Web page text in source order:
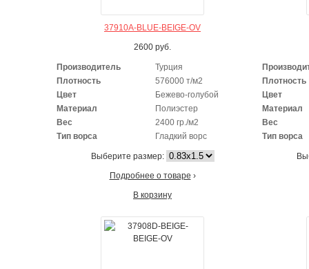
37910A-BLUE-BEIGE-OV
2600 руб.
Производитель
Турция
Плотность
576000 т/м2
Цвет
Бежево-голубой
Материал
Полиэстер
Вес
2400 гр./м2
Тип ворса
Гладкий ворс
Выберите размер:
Подробнее о товаре ›
В корзину
Плотность
Цвет
Материал
Вес
Тип ворса